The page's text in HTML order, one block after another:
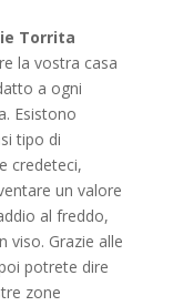
Torrita
la vostra casa
a ogni
Esistono
tipo di
credeteci,
un valore
al freddo,
viso. Grazie alle
potrete dire
zone